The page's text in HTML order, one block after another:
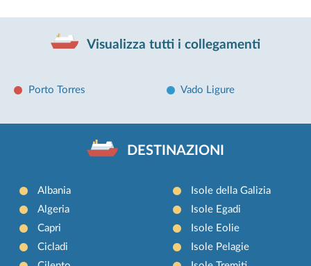
Visualizza tutti i collegamenti
Porto Torres Vado Ligure
DESTINAZIONI
Albania
Algeria
Capri
Cicladi
Isole della Galizia
Isole Egadi
Isole Eolie
Isole Pelagie